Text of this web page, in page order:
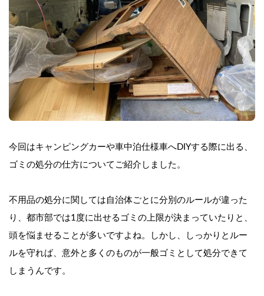
今回はキャンピングカーや車中泊仕様車へDIYする際に出る、
ゴミの処分の仕方についてご紹介しました。
不用品の処分に関しては自治体ごとに分別のルールが違った
り、都市部では1度に出せるゴミの上限が決まっていたりと、
頭を悩ませることが多いですよね。しかし、しっかりとルー
ルを守れば、意外と多くのものが一般ゴミとして処分できて
しまうんです。